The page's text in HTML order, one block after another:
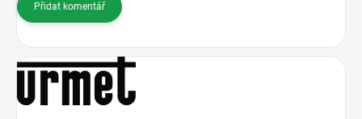
Přidat komentář